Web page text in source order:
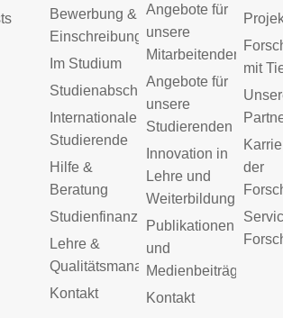
Bewerbung &
Einschreibung
Im Studium
Studienabschluss
Internationale
Studierende
Hilfe &
Beratung
Studienfinanzierung
Lehre &
Qualitätsmanagement
Kontakt
Angebote für
unsere
Mitarbeitenden
Angebote für
unsere
Studierenden
Innovation in
Lehre und
Weiterbildung
Publikationen
und
Medienbeiträge
Kontakt
mit
der